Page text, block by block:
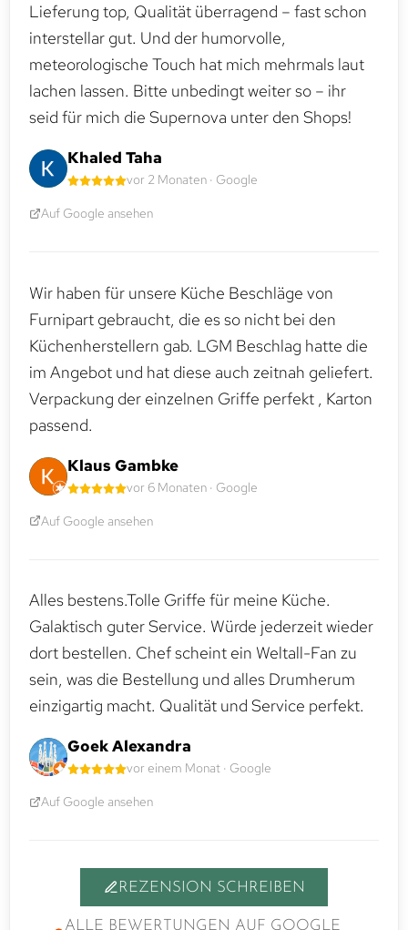
Lieferung top, Qualität überragend – fast schon
interstellar gut. Und der humorvolle,
meteorologische Touch hat mich mehrmals laut
lachen lassen. Bitte unbedingt weiter so – ihr
seid für mich die Supernova unter den Shops!
Khaled Taha
vor 2 Monaten · Google
Auf Google ansehen
Wir haben für unsere Küche Beschläge von
Furnipart gebraucht, die es so nicht bei den
Küchenherstellern gab. LGM Beschlag hatte die
im Angebot und hat diese auch zeitnah geliefert.
Verpackung der einzelnen Griffe perfekt , Karton
passend.
Klaus Gambke
vor 6 Monaten · Google
Auf Google ansehen
Alles bestens.Tolle Griffe für meine Küche.
Galaktisch guter Service. Würde jederzeit wieder
dort bestellen. Chef scheint ein Weltall-Fan zu
sein, was die Bestellung und alles Drumherum
einzigartig macht. Qualität und Service perfekt.
Goek Alexandra
vor einem Monat · Google
Auf Google ansehen
REZENSION SCHREIBEN
ALLE BEWERTUNGEN AUF GOOGLE